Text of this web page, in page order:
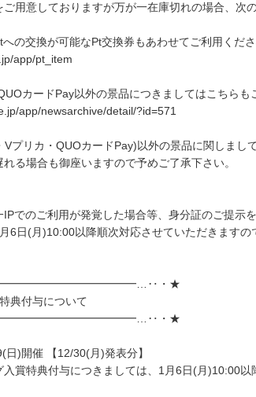
ご用意しておりますが万が一在庫切れの場合、次
の交換が可能なPt交換券もあわせてご利用くださ
app/pt_item
カードPay以外の景品につきましてはこちらも
app/newsarchive/detail/?id=571
Vプリカ・QUOカードPay)以外の景品に関しまし
る場合も御座いますので予めご了承下さい。
でのご利用が発覚した場合等、身分証のご提示
6日(月)10:00以降順次対応させていただきますの
・★
典付与について
・★
)開催 【12/30(月)発表分】
賞特典付与につきましては、1月6日(月)10:00以